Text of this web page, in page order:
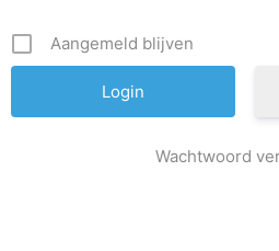
Aangemeld blijven
Wachtwoord